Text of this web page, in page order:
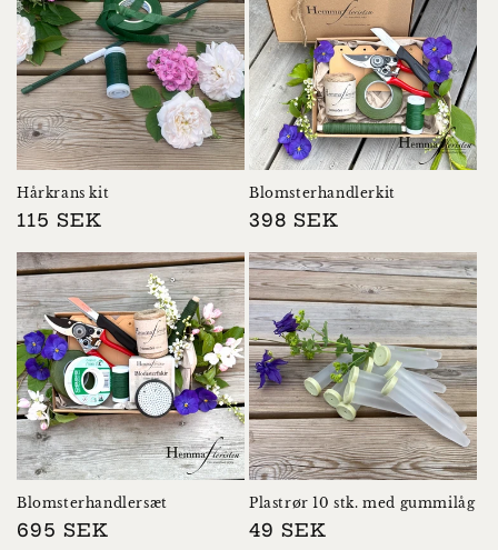
Hårkrans kit
Normalpris
115 SEK
Blomsterhandlerkit
Normalpris
398 SEK
Blomsterhandlersæt
Normalpris
695 SEK
Plastrør 10 stk. med gummilåg
Normalpris
49 SEK